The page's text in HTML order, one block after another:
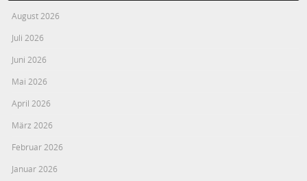
August 2026
Juli 2026
Juni 2026
Mai 2026
April 2026
März 2026
Februar 2026
Januar 2026